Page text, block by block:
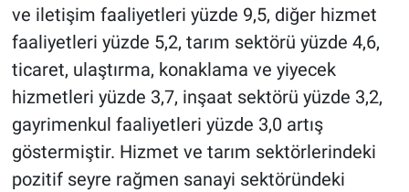
ve iletişim faaliyetleri yüzde 9,5, diğer hizmet
faaliyetleri yüzde 5,2, tarım sektörü yüzde 4,6,
ticaret, ulaştırma, konaklama ve yiyecek
hizmetleri yüzde 3,7, inşaat sektörü yüzde 3,2,
gayrimenkul faaliyetleri yüzde 3,0 artış
göstermiştir. Hizmet ve tarım sektörlerindeki
pozitif seyre rağmen sanayi sektöründeki